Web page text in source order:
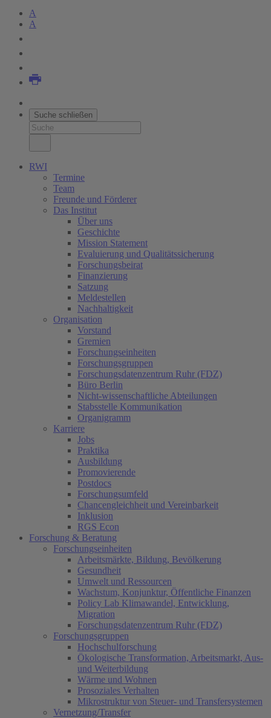
A
A
Suche schließen
RWI
Termine
Team
Freunde und Förderer
Das Institut
Über uns
Geschichte
Mission Statement
Evaluierung und Qualitätssicherung
Forschungsbeirat
Finanzierung
Satzung
Meldestellen
Nachhaltigkeit
Organisation
Vorstand
Gremien
Forschungseinheiten
Forschungsgruppen
Forschungsdatenzentrum Ruhr (FDZ)
Büro Berlin
Nicht-wissenschaftliche Abteilungen
Stabsstelle Kommunikation
Organigramm
Karriere
Jobs
Praktika
Ausbildung
Promovierende
Postdocs
Forschungsumfeld
Chancengleichheit und Vereinbarkeit
Inklusion
RGS Econ
Forschung & Beratung
Forschungseinheiten
Arbeitsmärkte, Bildung, Bevölkerung
Gesundheit
Umwelt und Ressourcen
Wachstum, Konjunktur, Öffentliche Finanzen
Policy Lab Klimawandel, Entwicklung,
Migration
Forschungsdatenzentrum Ruhr (FDZ)
Forschungsgruppen
Hochschulforschung
Ökologische Transformation, Arbeitsmarkt, Aus-
und Weiterbildung
Wärme und Wohnen
Prosoziales Verhalten
Mikrostruktur von Steuer- und Transfersystemen
Vernetzung/Transfer